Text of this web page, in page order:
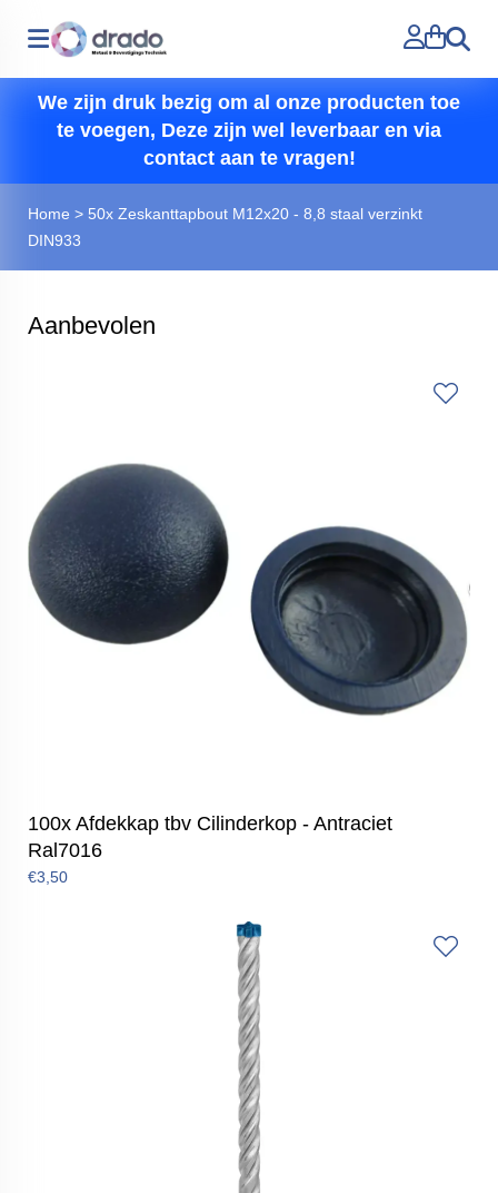
Zoeken
We zijn druk bezig om al onze producten toe
te voegen, Deze zijn wel leverbaar en via
contact aan te vragen!
Home > 50x Zeskanttapbout M12x20 - 8,8 staal verzinkt
DIN933
Aanbevolen
100x Afdekkap tbv Cilinderkop - Antraciet
Ral7016
€3,50